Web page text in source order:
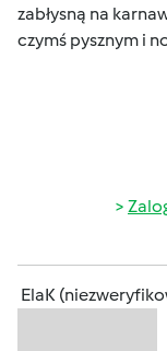
zabłysną na
czymś pysznym i
ElaK